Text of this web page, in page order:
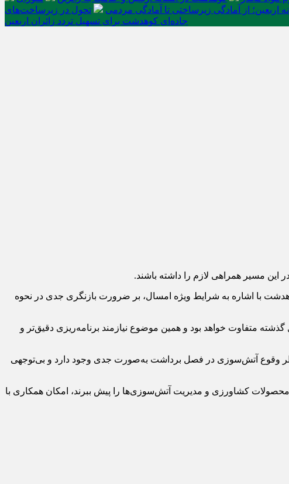
اربعین؛ از آمادگی زیرساختی تا آمادگی مردمی
تحول در زیرساخت‌های
جاده‌ای کوهدشت برای تسهیل تردد زائران اربعین
مسیر همراهی لازم را داشته باشند.
با اشاره به شرایط ویژه امسال، بر ضرورت بازنگری جدی در نحوه
متفاوت خواهد بود و همین موضوع نیازمند برنامه‌ریزی دقیق‌تر و
وقوع آتش‌سوزی در فصل برداشت به‌صورت جدی وجود دارد و بی‌توجهی
کشاورزی و مدیریت آتش‌سوزی‌ها را پیش ببرند، امکان همکاری با